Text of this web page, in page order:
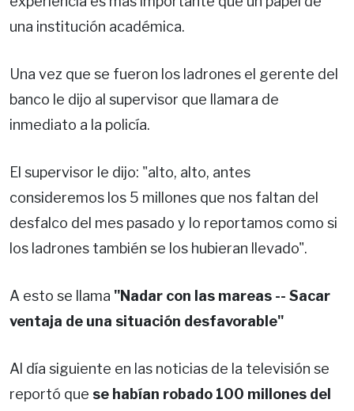
una institución académica.
Una vez que se fueron los ladrones el gerente del
banco le dijo al supervisor que llamara de
inmediato a la policía.
El supervisor le dijo: "alto, alto, antes
consideremos los 5 millones que nos faltan del
desfalco del mes pasado y lo reportamos como si
los ladrones también se los hubieran llevado".
A esto se llama "Nadar con las mareas -- Sacar
ventaja de una situación desfavorable"
Al día siguiente en las noticias de la televisión se
reportó que se habían robado 100 millones del